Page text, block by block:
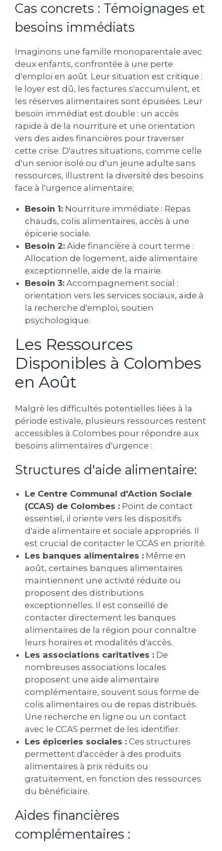
Cas concrets : Témoignages et
besoins immédiats
Imaginons une famille monoparentale avec
deux enfants, confrontée à une perte
d'emploi en août. Leur situation est critique :
le loyer est dû, les factures s'accumulent, et
les réserves alimentaires sont épuisées. Leur
besoin immédiat est double : un accès
rapide à de la nourriture et une orientation
vers des aides financières pour traverser
cette crise. D'autres situations, comme celle
d'un senior isolé ou d'un jeune adulte sans
ressources, illustrent la diversité des besoins
face à l'urgence alimentaire;
Besoin 1: Nourriture immédiate : Repas
chauds, colis alimentaires, accès à une
épicerie sociale.
Besoin 2: Aide financière à court terme :
Allocation de logement, aide alimentaire
exceptionnelle, aide de la mairie.
Besoin 3: Accompagnement social :
orientation vers les services sociaux, aide à
la recherche d'emploi, soutien
psychologique.
Les Ressources
Disponibles à Colombes
en Août
Malgré les difficultés potentielles liées à la
période estivale, plusieurs ressources restent
accessibles à Colombes pour répondre aux
besoins alimentaires d'urgence :
Structures d'aide alimentaire:
Le Centre Communal d'Action Sociale
(CCAS) de Colombes : Point de contact
essentiel, il oriente vers les dispositifs
d'aide alimentaire et sociale appropriés. Il
est crucial de contacter le CCAS en priorité.
Les banques alimentaires : Même en
août, certaines banques alimentaires
maintiennent une activité réduite ou
proposent des distributions
exceptionnelles. Il est conseillé de
contacter directement les banques
alimentaires de la région pour connaître
leurs horaires et modalités d'accès.
Les associations caritatives : De
nombreuses associations locales
proposent une aide alimentaire
complémentaire, souvent sous forme de
colis alimentaires ou de repas distribués.
Une recherche en ligne ou un contact
avec le CCAS permet de les identifier.
Les épiceries sociales : Ces structures
permettent d'accéder à des produits
alimentaires à prix réduits ou
gratuitement, en fonction des ressources
du bénéficiaire.
Aides financières
complémentaires :